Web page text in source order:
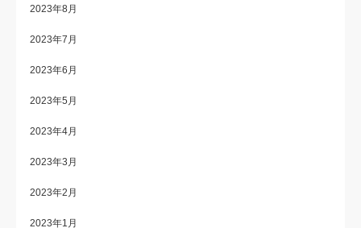
2023年8月
2023年7月
2023年6月
2023年5月
2023年4月
2023年3月
2023年2月
2023年1月